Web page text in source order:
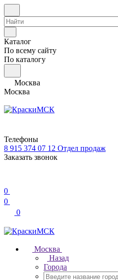
Каталог
По всему сайту
По каталогу
Москва
Москва
Телефоны
8 915 374 07 12 Отдел продаж
Заказать звонок
0
0
0
Москва
Назад
Города